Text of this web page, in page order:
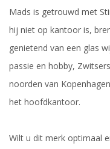
Mads is getrouwd met
hij niet op kantoor is,
genietend van een glas
passie en hobby,
noorden van
het hoofdkantoor.
Wilt u dit merk optimaal